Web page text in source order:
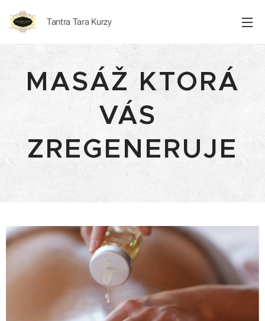
Tantra Tara Kurzy
MASÁŽ KTORÁ
VÁS
ZREGENERUJE